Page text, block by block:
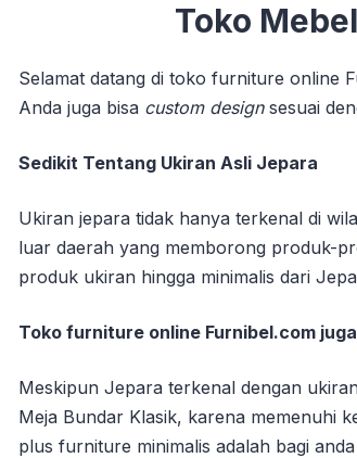
Toko
Selamat datang di toko furniture online
Anda juga bisa custom design sesuai
Sedikit Tentang Ukiran Asli Jepara
Ukiran jepara tidak hanya terkenal di
luar daerah yang memborong produk-
produk ukiran hingga minimalis dari
Toko furniture online Furnibel.com
Meskipun Jepara terkenal dengan
Meja Bundar Klasik, karena memenuhi
plus furniture minimalis adalah bagi